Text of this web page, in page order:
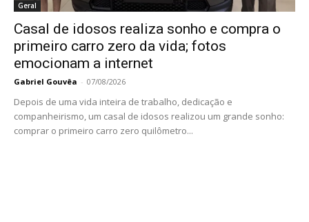
Geral
Casal de idosos realiza sonho e compra o
primeiro carro zero da vida; fotos
emocionam a internet
Gabriel Gouvêa - 07/08/2026
Depois de uma vida inteira de trabalho, dedicação e
companheirismo, um casal de idosos realizou um grande sonho:
comprar o primeiro carro zero quilômetro...